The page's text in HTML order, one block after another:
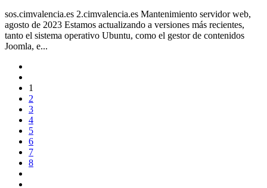
sos.cimvalencia.es 2.cimvalencia.es Mantenimiento servidor web,
agosto de 2023 Estamos actualizando a versiones más recientes,
tanto el sistema operativo Ubuntu, como el gestor de contenidos
Joomla, e...
1
2
3
4
5
6
7
8